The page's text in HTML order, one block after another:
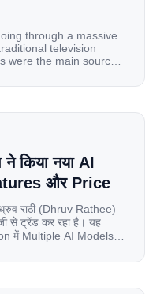
through a massive
television
were the main sources
and high-speed
where consumers
किया नया AI
और Price
राठी (Dhruv Rathee)
से ट्रेंड कर रहा है। यह
में Multiple AI Models
[…]